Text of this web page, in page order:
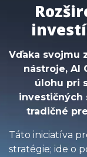
Vďaka svojmu
nástroje, AI
úlohu pri
investičných
tradičné
Táto iniciatíva
stratégie; ide o